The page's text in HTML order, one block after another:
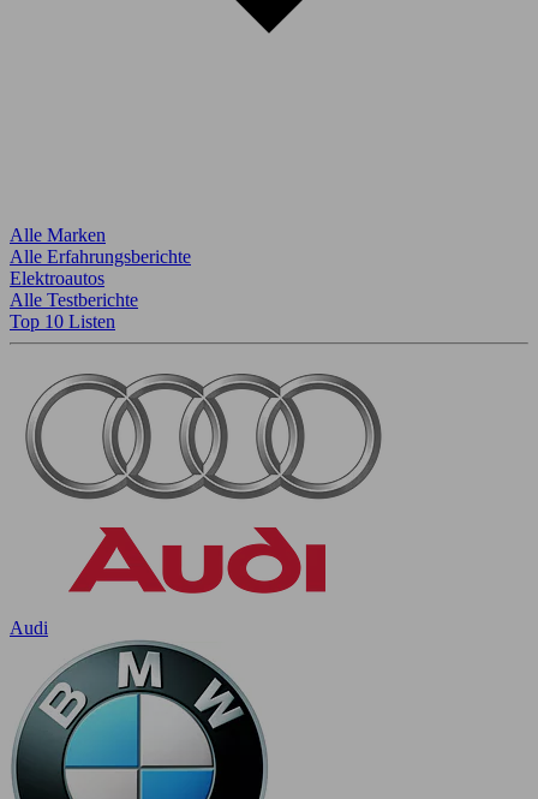
Alle Marken
Alle Erfahrungsberichte
Elektroautos
Alle Testberichte
Top 10 Listen
Audi